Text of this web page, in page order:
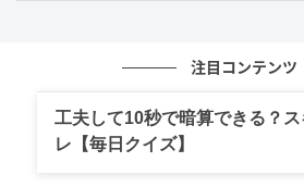
注目コンテンツ
工夫して10秒で暗算できる？
レ【毎日クイズ】